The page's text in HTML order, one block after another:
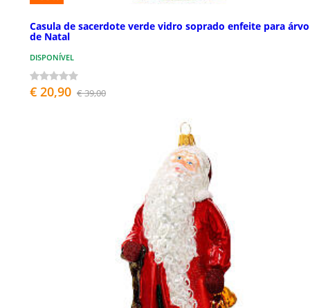
Casula de sacerdote verde vidro soprado enfeite para
de Natal
DISPONÍVEL
€ 20,90 € 39,00